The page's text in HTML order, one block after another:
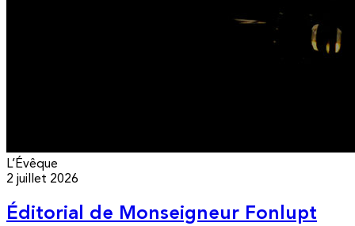
L’Évêque
2 juillet 2026
Éditorial de Monseigneur Fonlupt